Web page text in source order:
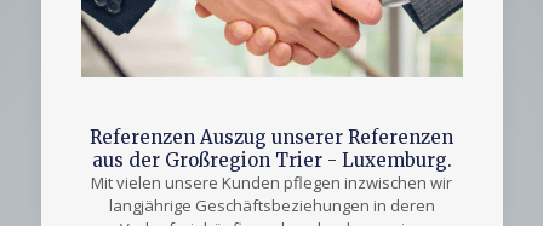
Referenzen Auszug unserer Referenzen
aus der Großregion Trier - Luxemburg.
Mit vielen unsere Kunden pflegen inzwischen wir
langjährige Geschäftsbeziehungen in deren